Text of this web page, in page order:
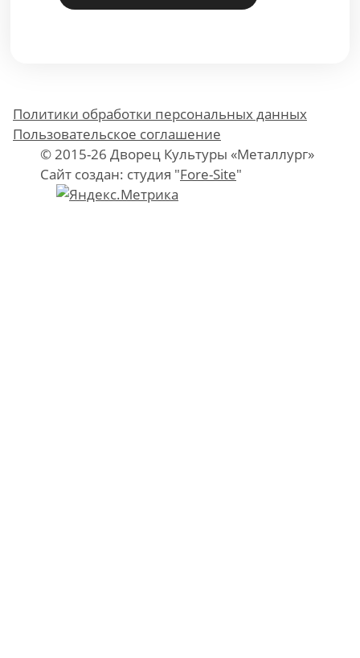
Политики обработки персональных данных
Пользовательское соглашение
© 2015-26 Дворец Культуры «Металлург»
Сайт создан: студия "Fore-Site"